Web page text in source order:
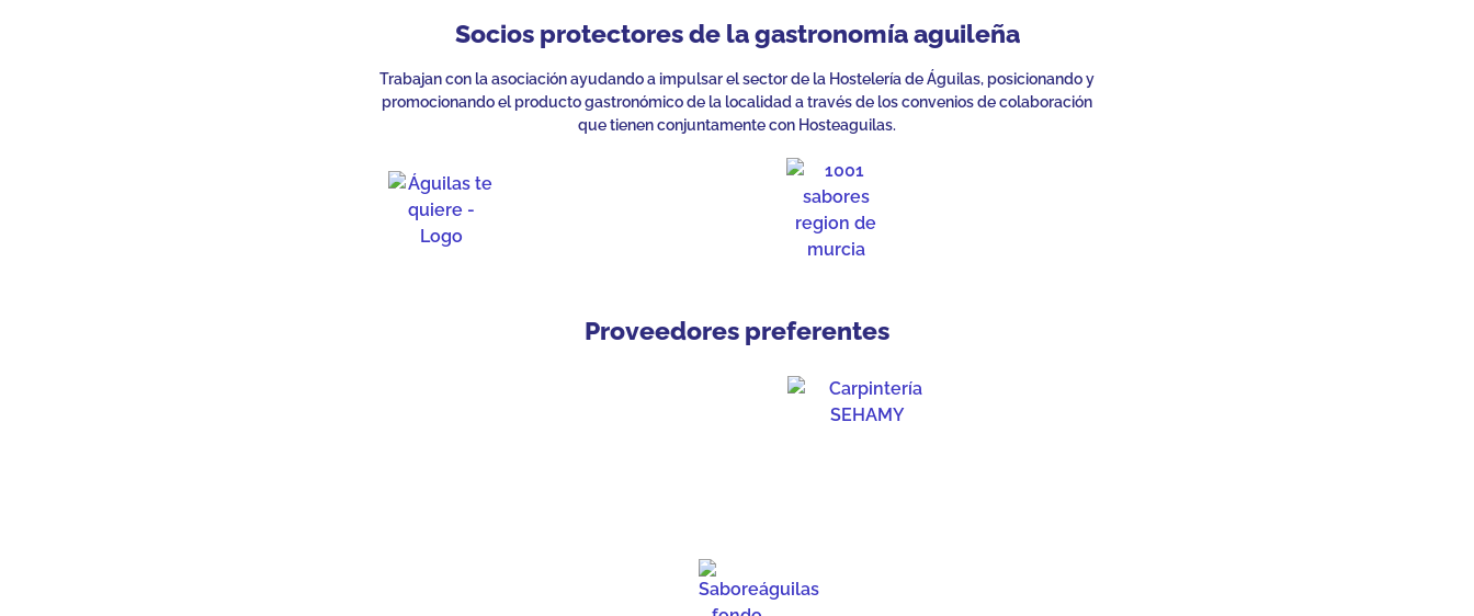
Socios protectores de la gastronomía aguileña
Trabajan con la asociación ayudando a impulsar el sector de la Hostelería de Águilas, posicionando y
promocionando el producto gastronómico de la localidad a través de los convenios de colaboración
que tienen conjuntamente con Hosteaguilas.
Proveedores preferentes